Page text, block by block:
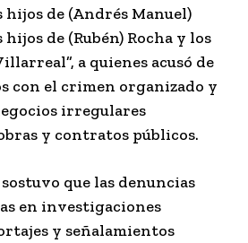
hijos de (Andrés Manuel)
de (Rubén) Rocha y los
a quienes acusó de
con el crimen organizado y
irregulares
y contratos públicos.
que las denuncias
en investigaciones
y señalamientos